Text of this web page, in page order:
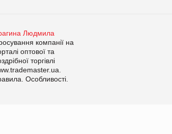
Людмила
компанії на
оптової та
торгівлі
Особливості.